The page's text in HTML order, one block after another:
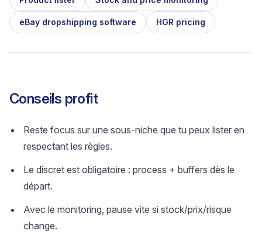
eBay dropshipping software HGR pricing
Conseils profit
Reste focus sur une sous-niche que tu peux lister en
respectant les règles.
Le discret est obligatoire : process + buffers dès le
départ.
Avec le monitoring, pause vite si stock/prix/risque
change.